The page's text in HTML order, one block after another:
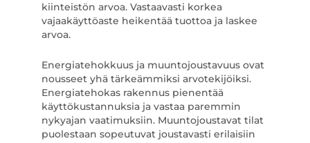
kiinteistön arvoa. Vastaavasti korkea
vajaakäyttöaste heikentää tuottoa ja laskee
arvoa.
Energiatehokkuus ja muuntojoustavuus ovat
nousseet yhä tärkeämmiksi arvotekijöiksi.
Energiatehokas rakennus pienentää
käyttökustannuksia ja vastaa paremmin
nykyajan vaatimuksiin. Muuntojoustavat tilat
puolestaan sopeutuvat joustavasti erilaisiin